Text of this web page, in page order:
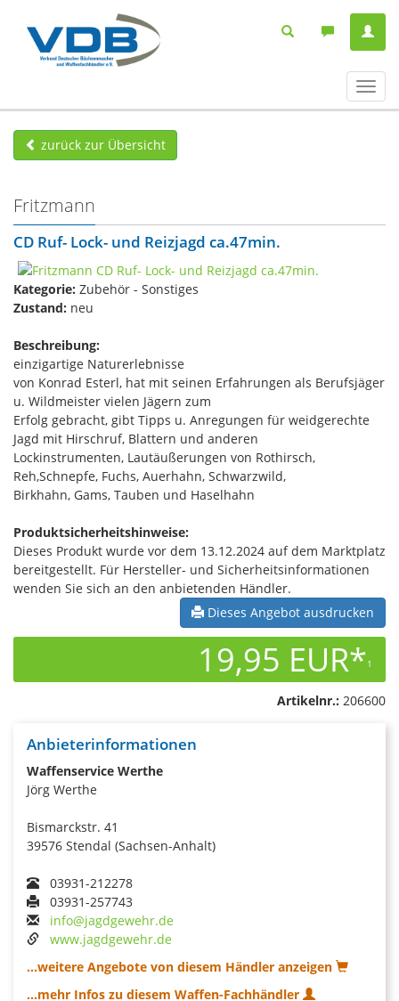
ein-/
zurück zur Übersicht
Fritzmann
CD Ruf- Lock- und Reizjagd ca.47min.
Kategorie: Zubehör - Sonstiges
Zustand: neu
Beschreibung:
einzigartige Naturerlebnisse
von Konrad Esterl, hat mit seinen Erfahrungen als Berufsjäger
u. Wildmeister vielen Jägern zum
Erfolg gebracht, gibt Tipps u. Anregungen für weidgerechte
Jagd mit Hirschruf, Blattern und anderen
Lockinstrumenten, Lautäußerungen von Rothirsch,
Reh,Schnepfe, Fuchs, Auerhahn, Schwarzwild,
Birkhahn, Gams, Tauben und Haselhahn
Produktsicherheitshinweise:
Dieses Produkt wurde vor dem 13.12.2024 auf dem Marktplatz
bereitgestellt. Für Hersteller- und Sicherheitsinformationen
wenden Sie sich an den anbietenden Händler.
Dieses Angebot ausdrucken
19,95 EUR*1
Artikelnr.: 206600
Anbieterinformationen
Waffenservice Werthe
Jörg Werthe
Bismarckstr. 41
39576 Stendal (Sachsen-Anhalt)
03931-212278
03931-257743
info@jagdgewehr.de
www.jagdgewehr.de
...weitere Angebote von diesem Händler anzeigen
...mehr Infos zu diesem Waffen-Fachhändler